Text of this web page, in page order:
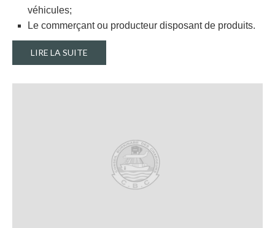
véhicules;
Le commerçant ou producteur disposant de produits.
LIRE LA SUITE